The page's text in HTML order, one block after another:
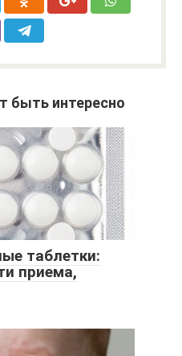
быть интересно
таблетки:
приема,